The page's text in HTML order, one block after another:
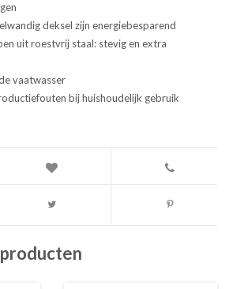
deksel zijn energiebesparend
uit roestvrij staal: stevig en extra
vaatwasser
bij huishoudelijk gebruik